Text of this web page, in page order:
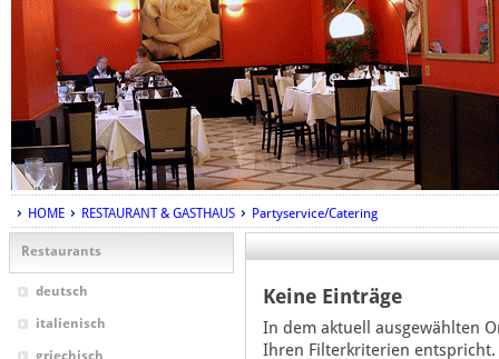
HOME RESTAURANT & GASTHAUS Partyservice/Catering
Restaurants
deutsch
italienisch
griechisch
Keine Einträge
In dem aktuell ausgewählten
Ihren Filterkriterien entspricht.